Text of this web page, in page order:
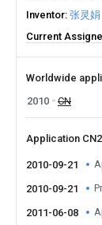
Inventor 张灵娟
Current
Worldwide
2010
CN
Application
2010-09-21
2010-09-21
2011-06-08